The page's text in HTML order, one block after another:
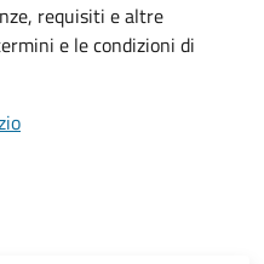
requisiti e altre
e le condizioni di